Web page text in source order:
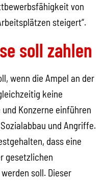
von
steigert“.
soll zahlen
wenn die Ampel an der
keine
Konzerne einführen
und Angriffe.
dass eine
gesetzlichen
soll. Dieser